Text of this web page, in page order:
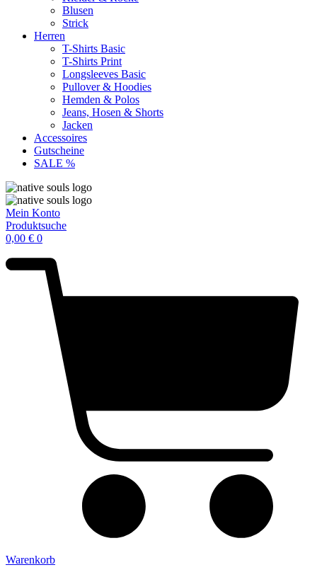
Blusen
Strick
Herren
T-Shirts Basic
T-Shirts Print
Longsleeves Basic
Pullover & Hoodies
Hemden & Polos
Jeans, Hosen & Shorts
Jacken
Accessoires
Gutscheine
SALE %
Mein Konto
Produktsuche
0,00 € 0
Warenkorb